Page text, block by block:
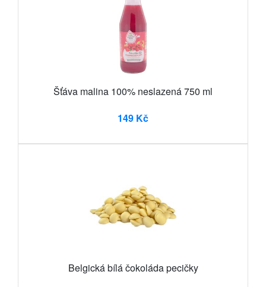
Šťáva malina 100% neslazená 750 ml
149 Kč
Belgická bílá čokoláda pecičky